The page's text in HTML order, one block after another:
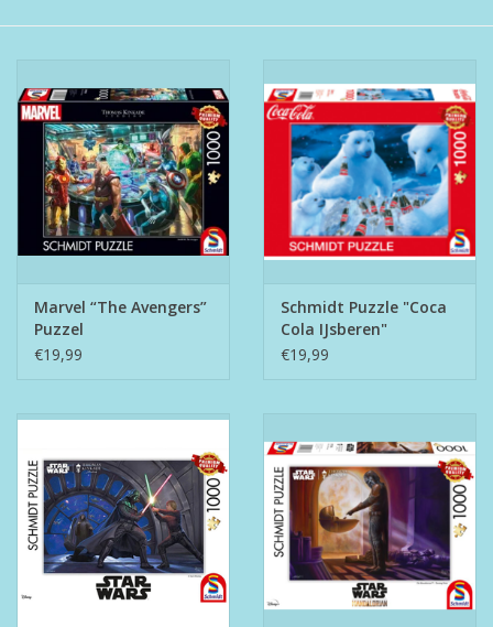
Marvel “The Avengers”
Puzzel
€19,99
Schmidt Puzzle "Coca
Cola IJsberen"
€19,99